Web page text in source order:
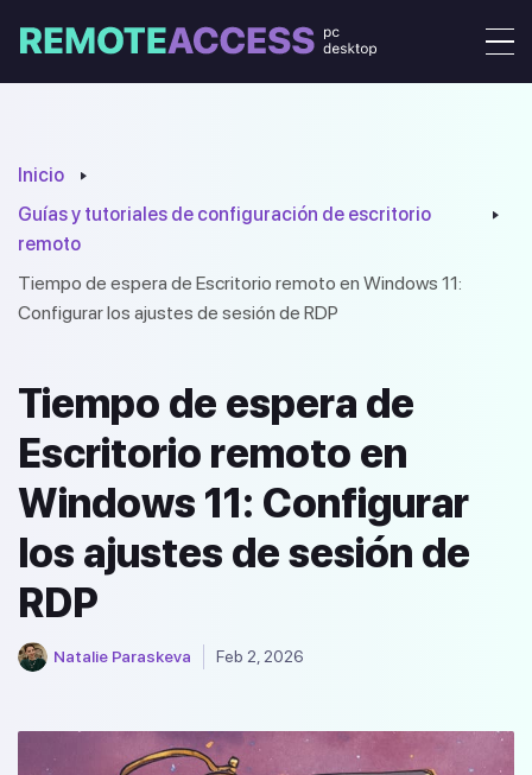
Inicio
Guías y tutoriales de configuración de escritorio
remoto
Tiempo de espera de Escritorio remoto en Windows 11:
Configurar los ajustes de sesión de RDP
Tiempo de espera de
Escritorio remoto en
Windows 11: Configurar
los ajustes de sesión de
RDP
Natalie Paraskeva Feb 2, 2026